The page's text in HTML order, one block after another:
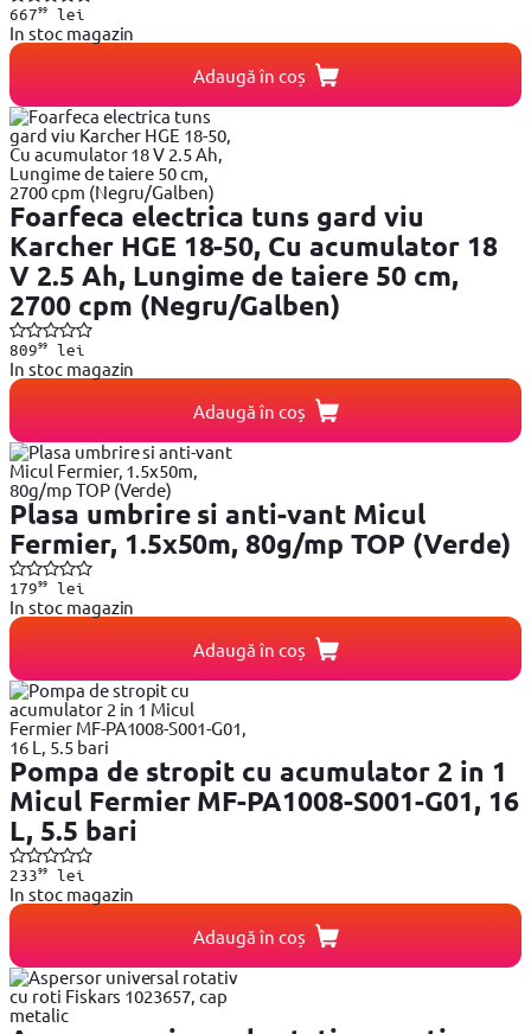
66799lei
In stoc magazin
Adaugă în coș
Foarfeca electrica tuns gard viu
Karcher HGE 18-50, Cu acumulator 18
V 2.5 Ah, Lungime de taiere 50 cm,
2700 cpm (Negru/Galben)
80999lei
In stoc magazin
Adaugă în coș
Plasa umbrire si anti-vant Micul
Fermier, 1.5x50m, 80g/mp TOP (Verde)
17999lei
In stoc magazin
Adaugă în coș
Pompa de stropit cu acumulator 2 in 1
Micul Fermier MF-PA1008-S001-G01, 16
L, 5.5 bari
23399lei
In stoc magazin
Adaugă în coș